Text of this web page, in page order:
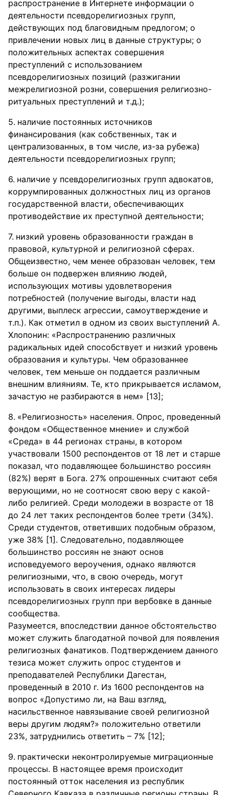
распространение в Интернете информации о
деятельности псевдорелигиозных групп,
действующих под благовидным предлогом; о
привлечении новых лиц в данные структуры; о
положительных аспектах совершения
преступлений с использованием
псевдорелигиозных позиций (разжигании
межрелигиозной розни, совершения религиозно-
ритуальных преступлений и т.д.);
наличие постоянных источников
финансирования (как собственных, так и
централизованных, в том числе, из-за рубежа)
деятельности псевдорелигиозных групп;
наличие у псевдорелигиозных групп адвокатов,
коррумпированных должностных лиц из органов
государственной власти, обеспечивающих
противодействие их преступной деятельности;
низкий уровень образованности граждан в
правовой, культурной и религиозной сферах.
Общеизвестно, чем менее образован человек, тем
больше он подвержен влиянию людей,
использующих мотивы удовлетворения
потребностей (получение выгоды, власти над
другими, выплеск агрессии, самоутверждение и
т.п.). Как отметил в одном из своих выступлений А.
Хлопонин: «Распространению различных
радикальных идей способствует и низкий уровень
образования и культуры. Чем образованнее
человек, тем меньше он поддается различным
внешним влияниям. Те, кто прикрывается исламом,
зачастую не разбираются в нем» [13];
«Религиозность» населения. Опрос, проведенный
фондом «Общественное мнение» и службой
«Среда» в 44 регионах страны, в котором
участвовали 1500 респондентов от 18 лет и старше
показал, что подавляющее большинство россиян
(82%) верят в Бога. 27% опрошенных считают себя
верующими, но не соотносят свою веру с какой-
либо религией. Среди молодежи в возрасте от 18
до 24 лет таких респондентов более трети (34%).
Среди студентов, ответивших подобным образом,
уже 38% [1]. Следовательно, подавляющее
большинство россиян не знают основ
исповедуемого вероучения, однако являются
религиозными, что, в свою очередь, могут
использовать в своих интересах лидеры
псевдорелигиозных групп при вербовке в данные
сообщества.
Разумеется, впоследствии данное обстоятельство
может служить благодатной почвой для появления
религиозных фанатиков. Подтверждением данного
тезиса может служить опрос студентов и
преподавателей Республики Дагестан,
проведенный в 2010 г. Из 1600 респондентов на
вопрос «Допустимо ли, на Ваш взгляд,
насильственное навязывание своей религиозной
веры другим людям?» положительно ответили
23%, затруднились ответить – 7% [12];
практически неконтролируемые миграционные
процессы. В настоящее время происходит
постоянный отток населения из республик